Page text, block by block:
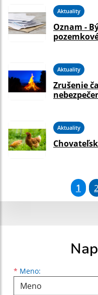
Aktuality
Oznam -
Aktuality
Zrušenie
Aktuality
1 2
* Meno:
Meno
Priezvisko
E-mailová adresa